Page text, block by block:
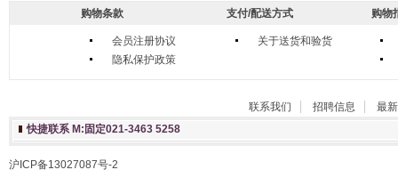
购物条款
会员注册协议
隐私保护政策
支付/配送方式
关于送货和验货
购物
联系我们 招聘信息
最
快捷联系 M:固定021-3463 5258
沪ICP备13027087号-2